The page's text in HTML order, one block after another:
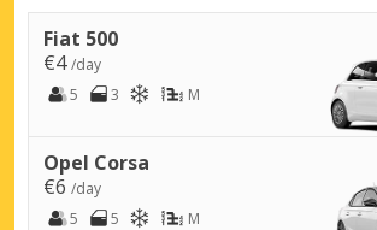
Fiat 500
€4/day
5
3 M
Opel Corsa
€6 /day
5
5 M